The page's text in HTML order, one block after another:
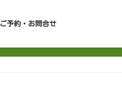
ご予約・お問合せ